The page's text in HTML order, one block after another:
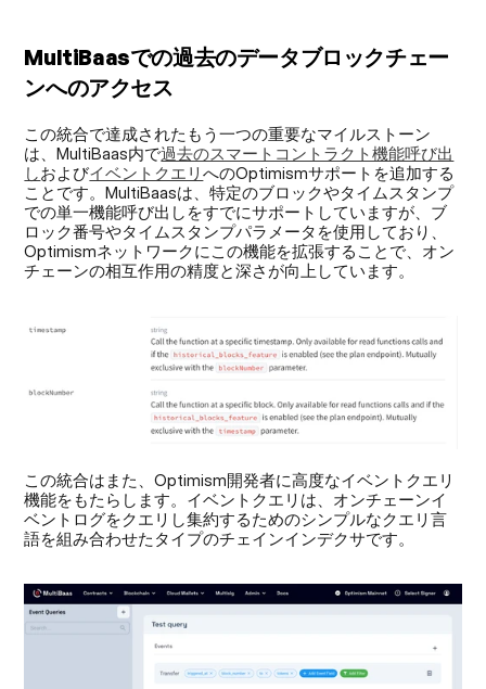
MultiBaasでの過去のデータブロックチェー
ンへのアクセス
この統合で達成されたもう一つの重要なマイルストーン
は、MultiBaas内で過去のスマートコントラクト機能呼び出
しおよびイベントクエリへのOptimismサポートを追加する
ことです。MultiBaasは、特定のブロックやタイムスタンプ
での単一機能呼び出しをすでにサポートしていますが、ブ
ロック番号やタイムスタンプパラメータを使用しており、
Optimismネットワークにこの機能を拡張することで、オン
チェーンの相互作用の精度と深さが向上しています。
この統合はまた、Optimism開発者に高度なイベントクエリ
機能をもたらします。イベントクエリは、オンチェーンイ
ベントログをクエリし集約するためのシンプルなクエリ言
語を組み合わせたタイプのチェインインデクサです。